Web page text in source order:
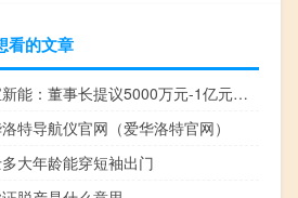
看的文章
华宝新能：董事长提议5000万元-1亿元回购公司股份
特导航仪官网（爱华洛特官网）
大年龄能穿短袖出门